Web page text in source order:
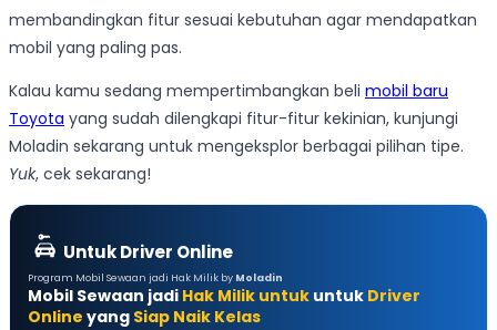
membandingkan fitur sesuai kebutuhan agar mendapatkan
mobil yang paling pas.
Kalau kamu sedang mempertimbangkan beli mobil baru
Toyota yang sudah dilengkapi fitur-fitur kekinian, kunjungi
Moladin sekarang untuk mengeksplor berbagai pilihan tipe.
Yuk, cek sekarang!
Untuk Driver Online
Program Mobil Sewaan jadi Hak Milik by Moladin
Mobil Sewaan jadi Hak Milik untuk untuk Driver
Online yang Siap Naik Kelas